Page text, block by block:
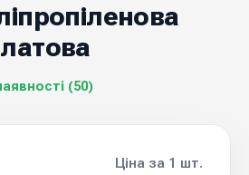
(50)
Ціна за 1 шт.